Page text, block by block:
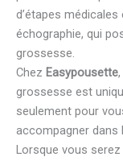
d’étapes
échographie, qui
grossesse.
Chez Easypousette
grossesse est
seulement pour
accompagner dans
Lorsque vous